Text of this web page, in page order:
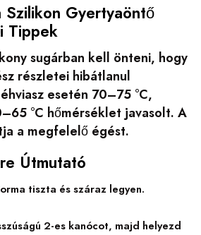
Szilikon Gyertyaöntő
Tippek
sugárban kell önteni, hogy
részletei hibátlanul
esetén 70–75 °C,
°C hőmérséklet javasolt. A
a megfelelő égést.
Útmutató
tiszta és száraz legyen.
2-es kanócot, majd helyezd